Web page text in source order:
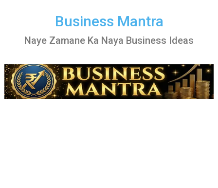
Business Mantra
Naye Zamane Ka Naya Business Ideas